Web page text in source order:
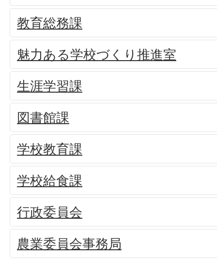
教育総務課
魅力ある学校づくり推進室
生涯学習課
図書館課
学校教育課
学校給食課
行政委員会
農業委員会事務局